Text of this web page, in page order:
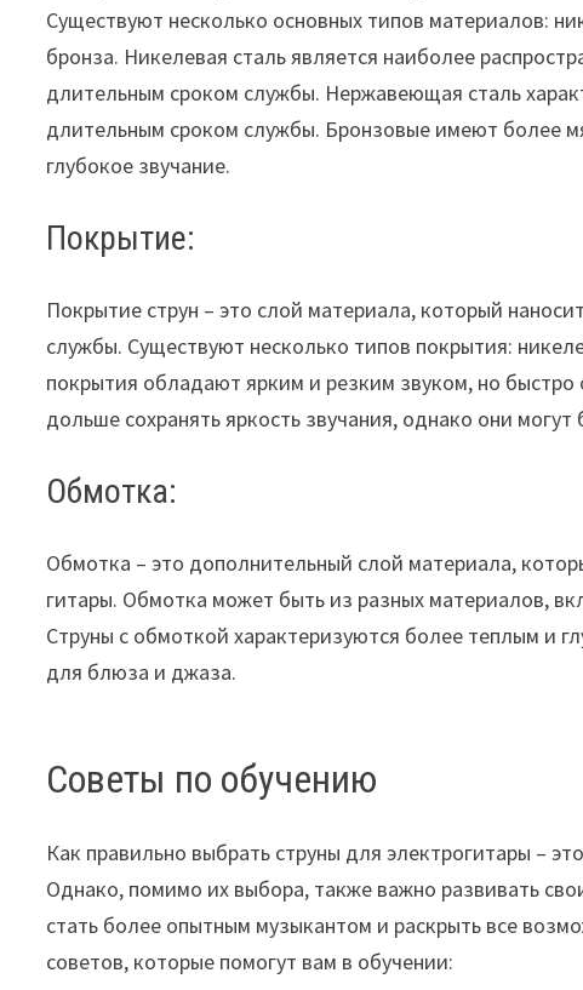
Существуют несколько основных типов материалов:
бронза. Никелевая сталь является наиболее
длительным сроком службы. Нержавеющая сталь
длительным сроком службы. Бронзовые имеют более
глубокое звучание.
Покрытие:
Покрытие струн – это слой материала, который
службы. Существуют несколько типов покрытия:
покрытия обладают ярким и резким звуком, но
дольше сохранять яркость звучания, однако они
Обмотка:
Обмотка – это дополнительный слой материала,
гитары. Обмотка может быть из разных материалов,
Струны с обмоткой характеризуются более теплым и
для блюза и джаза.
Советы по обучению
Как правильно выбрать струны для электрогитары –
Однако, помимо их выбора, также важно развивать
стать более опытным музыкантом и раскрыть все
советов, которые помогут вам в обучении: